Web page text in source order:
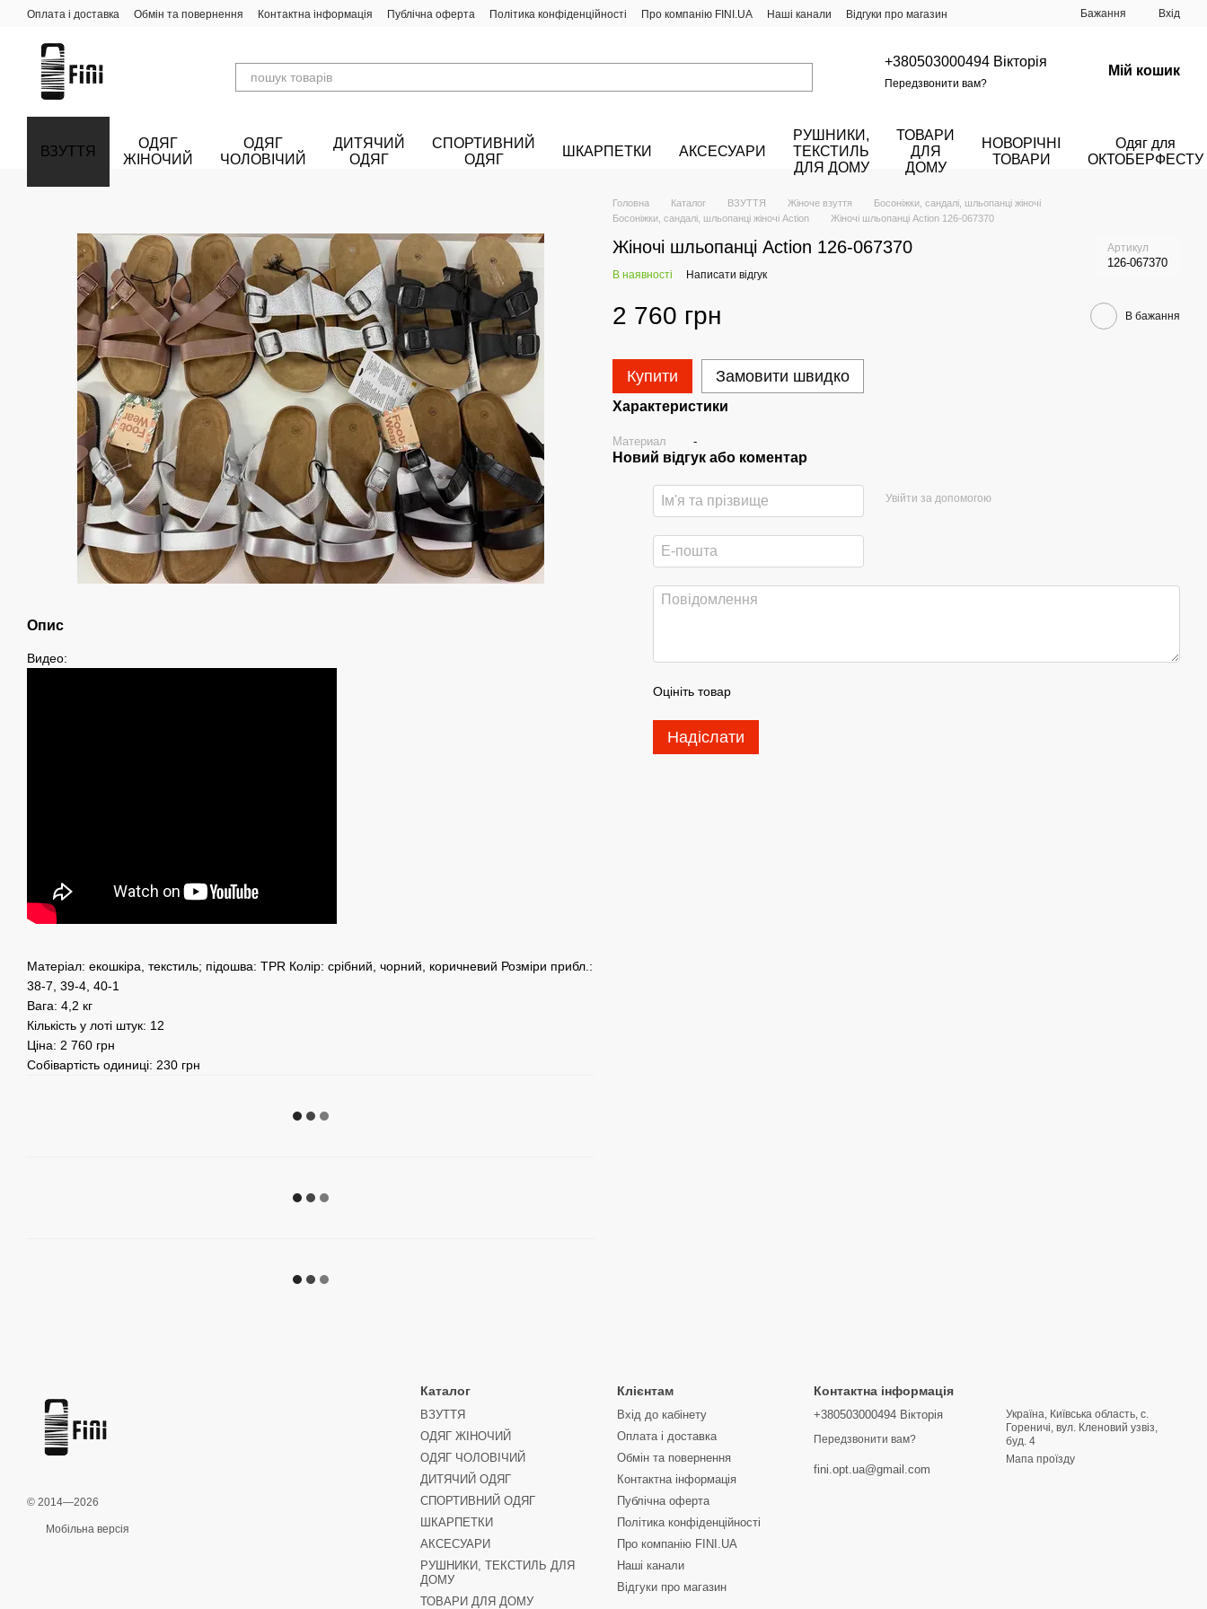
Перейти до основного контенту
Оплата і доставка Обмін та повернення Контактна інформація Публічна оферта Політика конфіденційності Про компанію FINI.UA Наші канали Відгуки про магазин Бажання Вхід
+380503000494 Вікторія
Передзвонити вам?
Мій кошик
ВЗУТТЯ
ОДЯГ
ЖІНОЧИЙ
ОДЯГ
ЧОЛОВІЧИЙ
ДИТЯЧИЙ
ОДЯГ
СПОРТИВНИЙ
ОДЯГ
ШКАРПЕТКИ АКСЕСУАРИ
РУШНИКИ,
ТЕКСТИЛЬ
ДЛЯ ДОМУ
ТОВАРИ
ДЛЯ
ДОМУ
НОВОРІЧНІ
ТОВАРИ
Одяг для
ОКТОБЕРФЕСТУ
Опис
Видео:
Матеріал: екошкіра, текстиль; підошва: TPR Колір: срібний, чорний, коричневий Розміри прибл.:
38-7, 39-4, 40-1
Вага: 4,2 кг
Кількість у лоті штук: 12
Ціна: 2 760 грн
Собівартість одиниці: 230 грн
Головна Каталог ВЗУТТЯ Жіноче взуття
Босоніжки, сандалі, шльопанці жіночі
Босоніжки, сандалі, шльопанці жіночі Action
Жіночі шльопанці Action 126-067370
Жіночі шльопанці Action 126-067370 Артикул
126-067370
В наявності Написати відгук
2 760 грн В бажання
Купити Замовити швидко
Характеристики
Материал -
Новий відгук або коментар
Увійти за допомогою
Оцініть товар
Надіслати
© 2014—2026
Мобільна версія
Каталог
ВЗУТТЯ
ОДЯГ ЖІНОЧИЙ
ОДЯГ ЧОЛОВІЧИЙ
ДИТЯЧИЙ ОДЯГ
СПОРТИВНИЙ ОДЯГ
ШКАРПЕТКИ
АКСЕСУАРИ
РУШНИКИ, ТЕКСТИЛЬ ДЛЯ
ДОМУ
ТОВАРИ ДЛЯ ДОМУ
Клієнтам
Вхід до кабінету
Оплата і доставка
Обмін та повернення
Контактна інформація
Публічна оферта
Політика конфіденційності
Про компанію FINI.UA
Наші канали
Відгуки про магазин
Контактна інформація
+380503000494 Вікторія
Передзвонити вам?
fini.opt.ua@gmail.com
Україна, Київська область, с.
Гореничі, вул. Кленовий узвіз,
буд. 4
Мапа проїзду